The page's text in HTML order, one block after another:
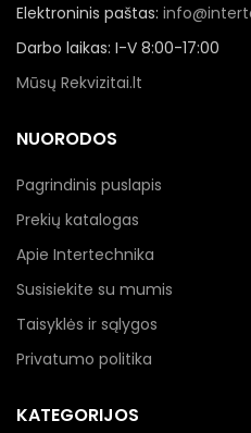
Elektroninis paštas:
Darbo laikas: I-V 8:00-17:00
Mūsų Rekvizitai.lt
NUORODOS
Pagrindinis puslapis
Prekių katalogas
Apie Intertechnika
Susisiekite su mumis
Taisyklės ir sąlygos
Privatumo politika
KATEGORIJOS